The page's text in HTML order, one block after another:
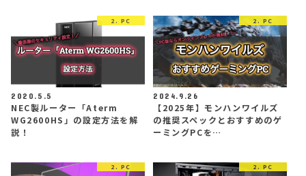
2. PC
2020.5.5
NEC製ルーター「Aterm
WG2600HS」の設定方法を解
説！
2. PC
2024.9.26
【2025年】モンハンワイルズ
の推奨スペックとおすすめのゲ
ーミングPCを…
2. PC 2. PC